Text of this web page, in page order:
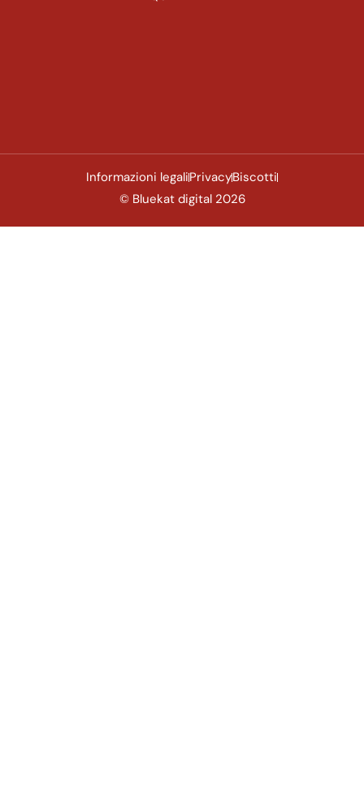
Informazioni legaliPrivacyBiscotti
© Bluekat digital 2026